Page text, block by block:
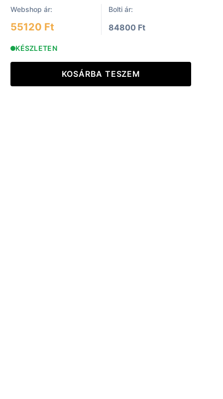
Webshop ár: Bolti ár:
55120 Ft 84800 Ft
KÉSZLETEN
KOSÁRBA TESZEM